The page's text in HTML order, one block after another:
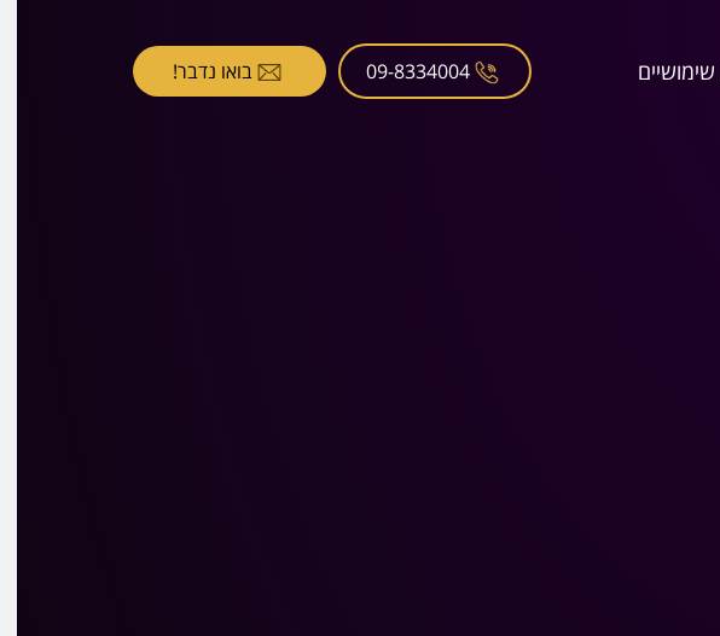
09-8334004 בואו נדבר!